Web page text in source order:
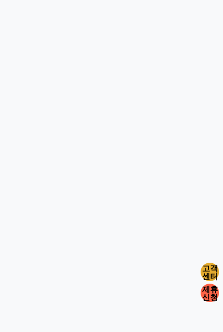
고객
센터
제휴
신청